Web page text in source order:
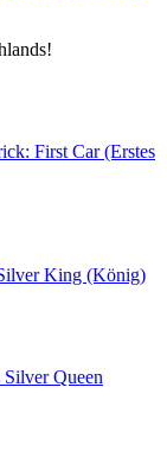
First Car (Erstes
King (König)
Silver Queen